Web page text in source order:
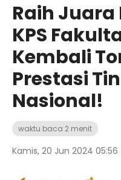
Raih Juara
KPS
Kembali
Prestasi
Nasional!
waktu baca 2 menit
Kamis, 20 Jun 2024 05:56